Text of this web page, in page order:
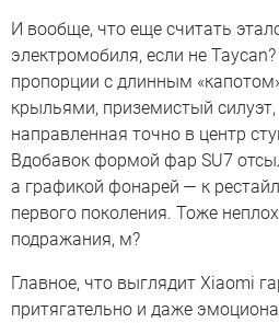
И вообще, что еще считать
электромобиля, если не
пропорции с длинным
крыльями, приземистый силуэт,
направленная точно в центр
Вдобавок формой фар SU7
а графикой фонарей — к
первого поколения. Тоже
подражания, м?
Главное, что выглядит Xiaomi
притягательно и даже